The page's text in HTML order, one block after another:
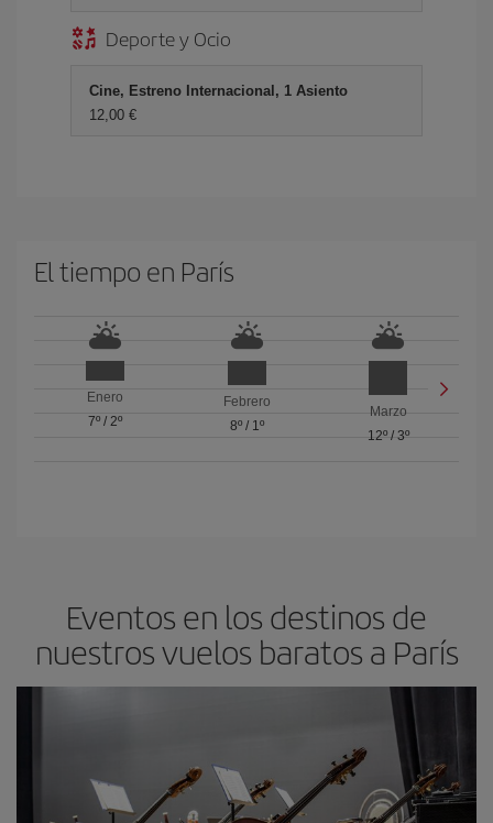
Deporte y Ocio
Cine, Estreno Internacional, 1 Asiento
12,00 €
El tiempo en París
Enero
7º/ 2º
Febrero
8º/ 1º
Marzo
12º/ 3º
Eventos en los destinos de
nuestros vuelos baratos a París